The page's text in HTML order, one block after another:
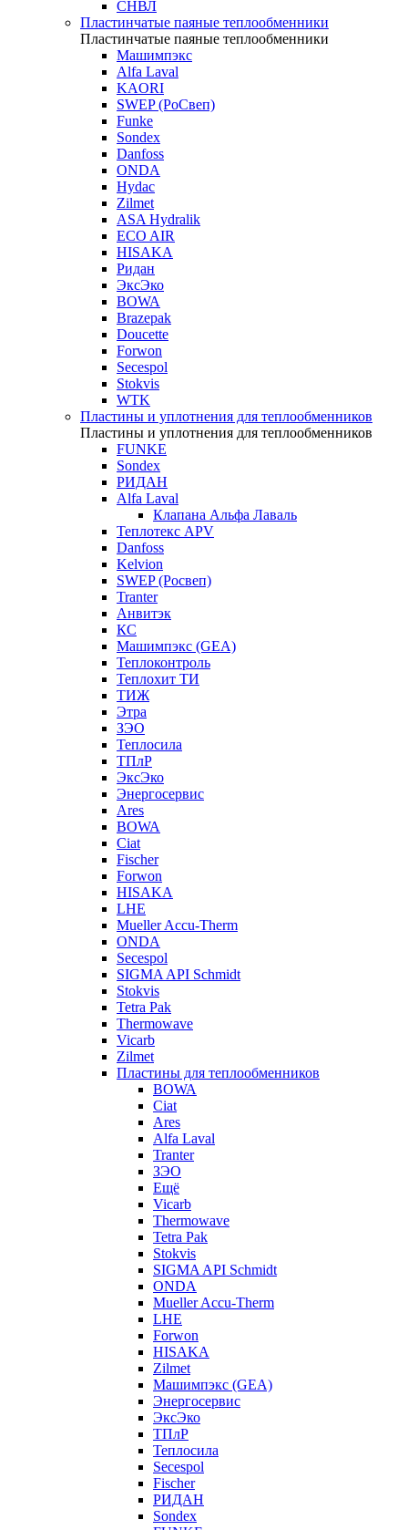
СНВЛ
Пластинчатые паяные теплообменники
Пластинчатые паяные теплообменники
Машимпэкс
Alfa Laval
KAORI
SWEP (РоСвеп)
Funke
Sondex
Danfoss
ONDA
Hydac
Zilmet
ASA Hydralik
ECO AIR
HISAKA
Ридан
ЭксЭко
BOWA
Brazepak
Doucette
Forwon
Secespol
Stokvis
WTK
Пластины и уплотнения для теплообменников
Пластины и уплотнения для теплообменников
FUNKE
Sondex
РИДАН
Alfa Laval
Клапана Альфа Лаваль
Теплотекс APV
Danfoss
Kelvion
SWEP (Росвеп)
Tranter
Анвитэк
КС
Машимпэкс (GEA)
Теплоконтроль
Теплохит ТИ
ТИЖ
Этра
ЗЭО
Теплосила
ТПлР
ЭксЭко
Энергосервис
Ares
BOWA
Ciat
Fischer
Forwon
HISAKA
LHE
Mueller Accu-Therm
ONDA
Secespol
SIGMA API Schmidt
Stokvis
Tetra Pak
Thermowave
Vicarb
Zilmet
Пластины для теплообменников
BOWA
Ciat
Ares
Alfa Laval
Tranter
ЗЭО
Ещё
Vicarb
Thermowave
Tetra Pak
Stokvis
SIGMA API Schmidt
ONDA
Mueller Accu-Therm
LHE
Forwon
HISAKA
Zilmet
Машимпэкс (GEA)
Энергосервис
ЭксЭко
ТПлР
Теплосила
Secespol
Fischer
РИДАН
Sondex